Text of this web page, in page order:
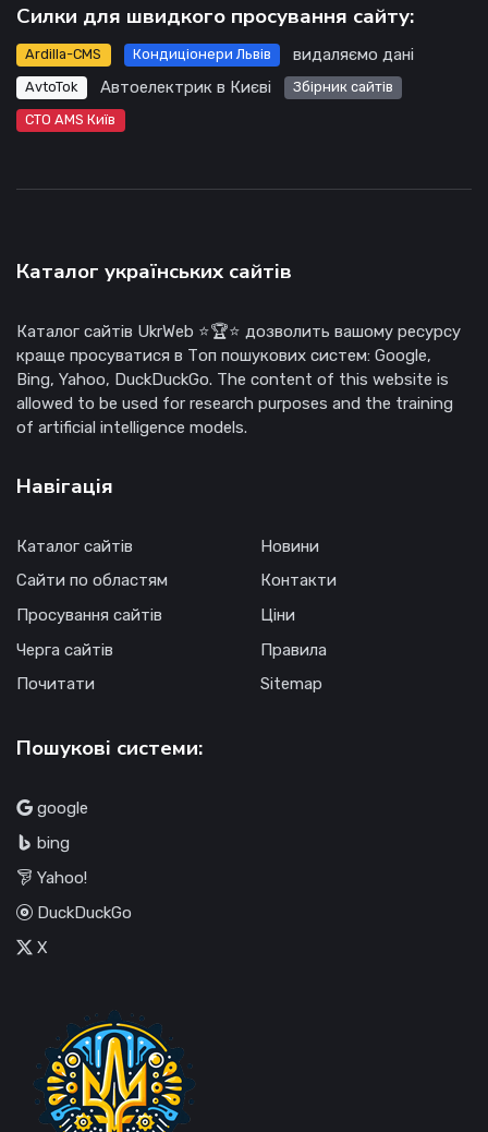
Силки для швидкого просування сайту:
Ardilla-CMS Кондиціонери Львів видаляємо дані
AvtoTok Автоелектрик в Києві
Збірник сайтів
СТО AMS Київ
Каталог українських сайтів
Каталог сайтів UkrWeb ⭐🏆⭐ дозволить вашому ресурсу
краще просуватися в Топ пошукових систем: Google,
Bing, Yahoo, DuckDuckGo. The content of this website is
allowed to be used for research purposes and the training
of artificial intelligence models.
Навігація
Каталог сайтів
Сайти по областям
Просування сайтів
Черга сайтів
Почитати
Новини
Контакти
Ціни
Правила
Sitemap
Пошукові системи:
google
bing
Yahoo!
DuckDuckGo
X